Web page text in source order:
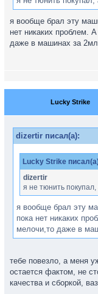
я вообще брал эту
нет никаких проблем.
даже в машинах за
Lucky Strike
dizertir писал(а):
Lucky Strike
dizertir
я не тюнить покупал,
я вообще брал эту
пока нет никаких
мелочи,то даже в
тебе повезло, а меня
остается фактом, не
качества и сборкой,